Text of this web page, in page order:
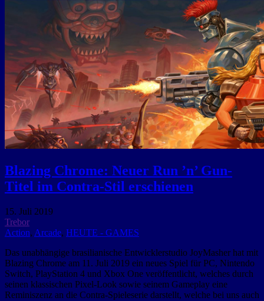
Blazing Chrome: Neuer Run ’n’ Gun-
Titel im Contra-Stil erschienen
15. Juli 2019
Trebor
Action, Arcade, HEUTE - GAMES
Das unabhängige brasilianische Entwicklerstudio JoyMasher hat mit
Blazing Chrome am 11. Juli 2019 ein neues Spiel für PC, Nintendo
Switch, PlayStation 4 und Xbox One veröffentlicht, welches durch
seinen klassischen Pixel-Look sowie seinem Gameplay eine
Reminiszenz an die Contra-Spieleserie darstellt, welche bei uns auch